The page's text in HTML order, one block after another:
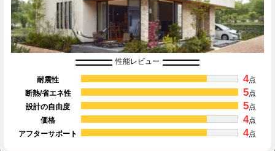
性能レビュー
耐震性 4点
断熱/省エネ性
5点
設計の自由度
5点
価格
4点
アフターサポート
4点